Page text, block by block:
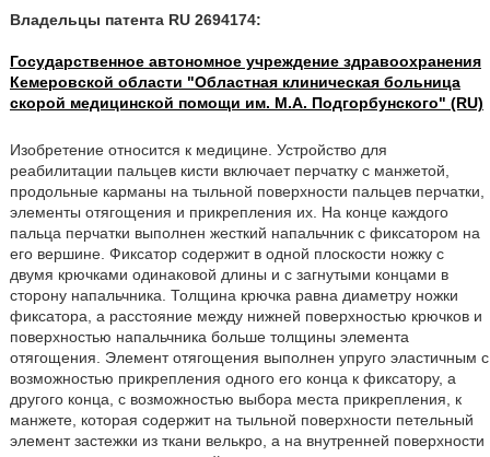
Владельцы патента RU 2694174:
Государственное автономное учреждение здравоохранения
Кемеровской области "Областная клиническая больница
скорой медицинской помощи им. М.А. Подгорбунского" (RU)
Изобретение относится к медицине. Устройство для
реабилитации пальцев кисти включает перчатку с манжетой,
продольные карманы на тыльной поверхности пальцев перчатки,
элементы отягощения и прикрепления их. На конце каждого
пальца перчатки выполнен жесткий напальчник с фиксатором на
его вершине. Фиксатор содержит в одной плоскости ножку с
двумя крючками одинаковой длины и с загнутыми концами в
сторону напальчника. Толщина крючка равна диаметру ножки
фиксатора, а расстояние между нижней поверхностью крючков и
поверхностью напальчника больше толщины элемента
отягощения. Элемент отягощения выполнен упруго эластичным с
возможностью прикрепления одного его конца к фиксатору, а
другого конца, с возможностью выбора места прикрепления, к
манжете, которая содержит на тыльной поверхности петельный
элемент застежки из ткани велькро, а на внутренней поверхности